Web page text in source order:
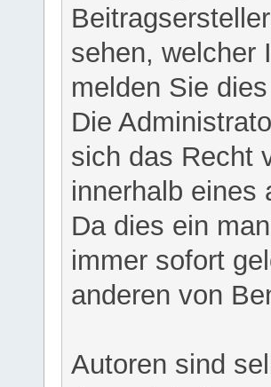
sehen, welcher
melden Sie
Die
sich das Recht
innerhalb eines
Da dies ein
immer sofort
anderen von
Autoren sind